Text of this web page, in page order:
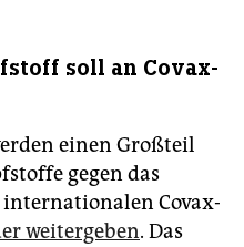
soll an Covax-
einen Großteil
gegen das
Covax-
weitergeben. Das